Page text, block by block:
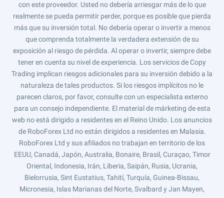
con este proveedor. Usted no debería arriesgar más de lo que
realmente se pueda permitir perder, porque es posible que pierda
más que su inversión total. No debería operar o invertir a menos
que comprenda totalmente la verdadera extensión de su
exposición al riesgo de pérdida. Al operar o invertir, siempre debe
tener en cuenta su nivel de experiencia. Los servicios de Copy
Trading implican riesgos adicionales para su inversión debido a la
naturaleza de tales productos. Si los riesgos implícitos no le
parecen claros, por favor, consulte con un especialista externo
para un consejo independiente. El material de márketing de esta
web no está dirigido a residentes en el Reino Unido. Los anuncios
de RoboForex Ltd no están dirigidos a residentes en Malasia.
RoboForex Ltd y sus afiliados no trabajan en territorio de los
EEUU, Canadá, Japón, Australia, Bonaire, Brasil, Curaçao, Timor
Oriental, Indonesia, Irán, Liberia, Saipán, Rusia, Ucrania,
Bielorrusia, Sint Eustatius, Tahití, Turquía, Guinea-Bissau,
Micronesia, Islas Marianas del Norte, Svalbard y Jan Mayen,